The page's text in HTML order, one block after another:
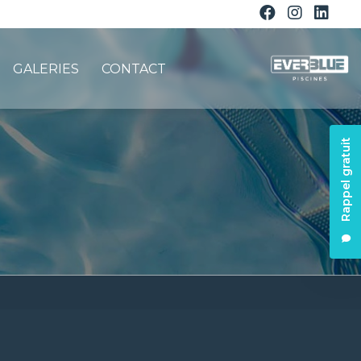
Rappel gratuit
GALERIES CONTACT